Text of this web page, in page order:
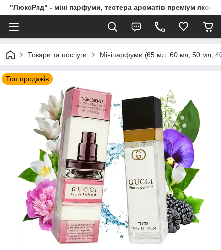
"ЛюксРяд" - міні парфуми, тестера ароматів преміум
Товари та послуги Мініпарфуми (65 мл, 60 мл, 50 мл,
Топ продажів